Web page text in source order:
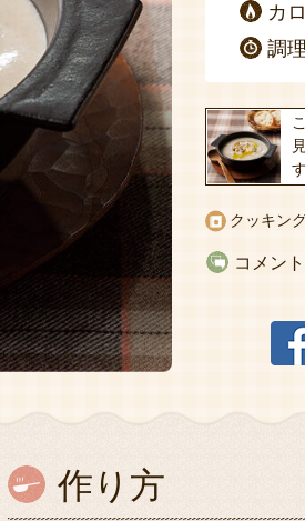
カ
調
クッキン
コメン
作り方